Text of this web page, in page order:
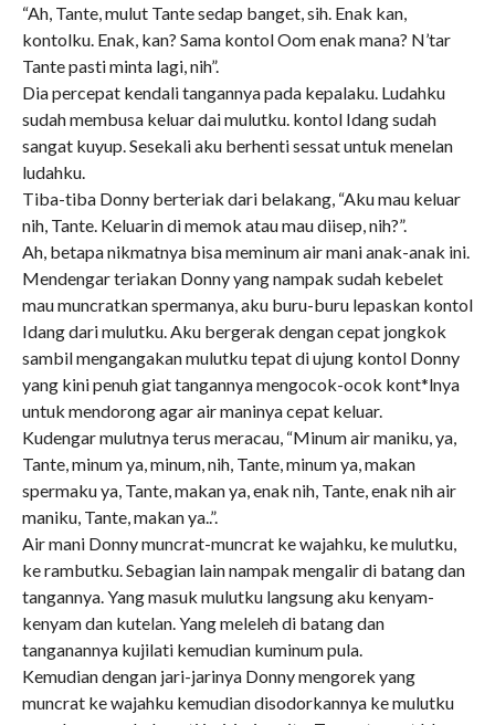
“Ah, Tante, mulut Tante sedap banget, sih. Enak kan,
kontolku. Enak, kan? Sama kontol Oom enak mana? N’tar
Tante pasti minta lagi, nih”.
Dia percepat kendali tangannya pada kepalaku. Ludahku
sudah membusa keluar dai mulutku. kontol Idang sudah
sangat kuyup. Sesekali aku berhenti sessat untuk menelan
ludahku.
Tiba-tiba Donny berteriak dari belakang, “Aku mau keluar
nih, Tante. Keluarin di memok atau mau diisep, nih?”.
Ah, betapa nikmatnya bisa meminum air mani anak-anak ini.
Mendengar teriakan Donny yang nampak sudah kebelet
mau muncratkan spermanya, aku buru-buru lepaskan kontol
Idang dari mulutku. Aku bergerak dengan cepat jongkok
sambil mengangakan mulutku tepat di ujung kontol Donny
yang kini penuh giat tangannya mengocok-ocok kont*lnya
untuk mendorong agar air maninya cepat keluar.
Kudengar mulutnya terus meracau, “Minum air maniku, ya,
Tante, minum ya, minum, nih, Tante, minum ya, makan
spermaku ya, Tante, makan ya, enak nih, Tante, enak nih air
maniku, Tante, makan ya..”.
Air mani Donny muncrat-muncrat ke wajahku, ke mulutku,
ke rambutku. Sebagian lain nampak mengalir di batang dan
tangannya. Yang masuk mulutku langsung aku kenyam-
kenyam dan kutelan. Yang meleleh di batang dan
tanganannya kujilati kemudian kuminum pula.
Kemudian dengan jari-jarinya Donny mengorek yang
muncrat ke wajahku kemudian disodorkannya ke mulutku